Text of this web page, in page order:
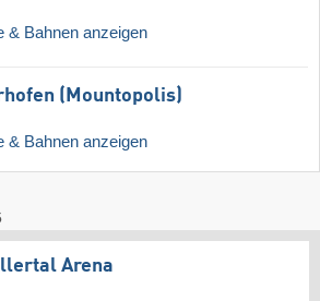
& Bahnen anzeigen
(Mountopolis)
& Bahnen anzeigen
Arena